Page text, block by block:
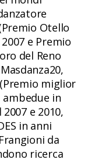
Otello
e Premio
del Reno
miglior
ambedue in
e 2010,
in anni
da
ricerca